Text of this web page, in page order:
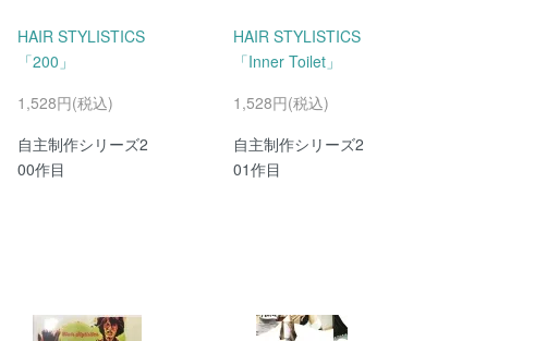
HAIR STYLISTICS
「200」
1,528円(税込)
自主制作シリーズ2
00作目
HAIR STYLISTICS
「Inner Toilet」
1,528円(税込)
自主制作シリーズ2
01作目